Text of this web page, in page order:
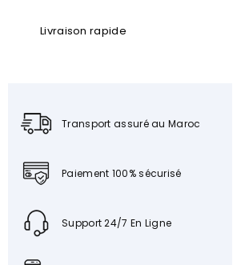
Livraison rapide
Transport assuré au Maroc
Paiement 100% sécurisé
Support 24/7 En Ligne